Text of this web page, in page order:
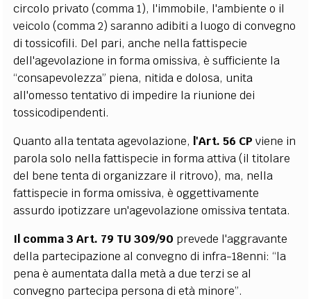
circolo privato (comma 1), l'immobile, l'ambiente o il
veicolo (comma 2) saranno adibiti a luogo di convegno
di tossicofili. Del pari, anche nella fattispecie
dell'agevolazione in forma omissiva, è sufficiente la
“consapevolezza” piena, nitida e dolosa, unita
all'omesso tentativo di impedire la riunione dei
tossicodipendenti.
Quanto alla tentata agevolazione, l'Art. 56 CP viene in
parola solo nella fattispecie in forma attiva (il titolare
del bene tenta di organizzare il ritrovo), ma, nella
fattispecie in forma omissiva, è oggettivamente
assurdo ipotizzare un'agevolazione omissiva tentata.
Il comma 3 Art. 79 TU 309/90 prevede l'aggravante
della partecipazione al convegno di infra-18enni: “la
pena è aumentata dalla metà a due terzi se al
convegno partecipa persona di età minore”.